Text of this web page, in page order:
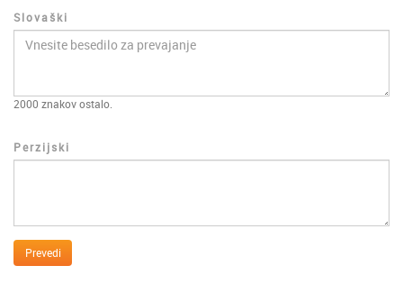
Slovaški
2000 znakov ostalo.
Perzijski
Prevedi